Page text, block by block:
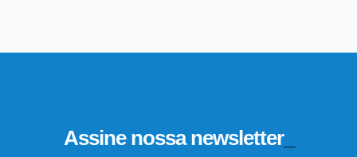
Assine nossa newsletter_